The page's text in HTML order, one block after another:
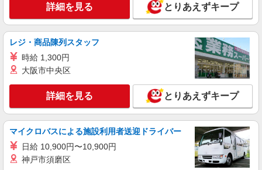
派遣社員
パーソルテンプスタッフ株式会社 中部コーディネートセンター二課
（岡崎）/26-0600158
≪接客経験も活かせる♪≫未経験からのトライ
時給1550円〜1600円（経験・能力による）
愛知県岡崎市／最寄駅：大門（愛知県）駅、東
岡崎駅 【岡崎市立葵中学校区】バス停が近くに
あります ≪車通勤可≫ 無料駐車場をご利用いた
だけます。
キープ 詳細を見る
派遣社員
詳細を見る とりあえずキープ
レジ・商品陳列スタッフ
時給 1,300円
大阪市中央区
詳細を見る とりあえずキープ
マイクロバスによる施設利用者送迎ドライバー
日給 10,900円〜10,900円
神戸市須磨区